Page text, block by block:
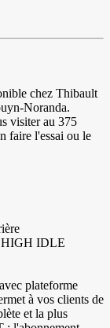
chez Thibault
Noranda.
visiter au 375
faire l'essai ou le
IDLE
plateforme
à vos clients de
et la plus